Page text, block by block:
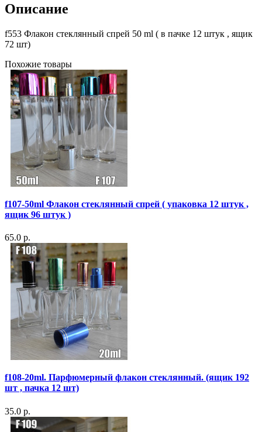
Описание
f553 Флакон стеклянный спрей 50 ml ( в пачке 12 штук , ящик
72 шт)
Похожие товары
f107-50ml Флакон стеклянный спрей ( упаковка 12 штук ,
ящик 96 штук )
65.0 р.
f108-20ml. Парфюмерный флакон стеклянный. (ящик 192
шт , пачка 12 шт)
35.0 р.